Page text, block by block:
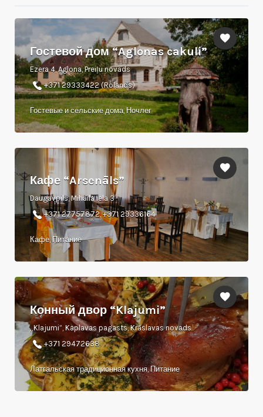
Гостевой дом “Aglonas cakuli”
Ezera 4, Aglona, Preiļu novads
+371 29333422 (Rolands)
Гостевые и сельские дома, Ночлег
Кафе “Arsenāls”
Daugavpils, Mihaila iela 3
+371 27757872, +371 29336164
Кафе, Питание
Конный двор “Klajumi”
„Klajumi”, Kaplavas pagasts, Krāslavas novads
+371 29472638
Латгальская традиционная кухня, Питание